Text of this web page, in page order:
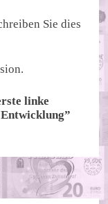
Sie dies
linke